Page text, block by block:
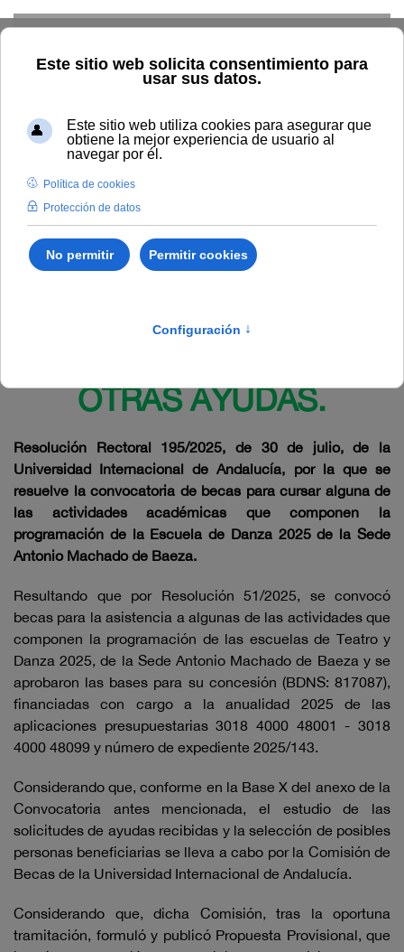
Inicio BOUNIA
Resolución Rectoral 195/2025, de 30 de
julio, de la Universidad Internacional de Andalucía, por la que se
actividades académicas que componen la programación de la
Escuela de Danza 2025 de la Sede Antonio Machado de Baeza.
Publicado en:
OTRAS AYUDAS.
Resolución Rectoral 195/2025, de 30 de julio, de la
Universidad Internacional de Andalucía, por la que se
resuelve la convocatoria de becas para cursar alguna de
las actividades académicas que componen la
programación de la Escuela de Danza 2025 de la Sede
Antonio Machado de Baeza.
Resultando que por Resolución 51/2025, se convocó
becas para la asistencia a algunas de las actividades que
componen la programación de las escuelas de Teatro y
Danza 2025, de la Sede Antonio Machado de Baeza y se
aprobaron las bases para su concesión (BDNS: 817087),
financiadas con cargo a la anualidad 2025 de las
aplicaciones presupuestarias 3018 4000 48001 - 3018
4000 48099 y número de expediente 2025/143.
Considerando que, conforme en la Base X del anexo de la
Convocatoria antes mencionada, el estudio de las
solicitudes de ayudas recibidas y la selección de posibles
personas beneficiarias se lleva a cabo por la Comisión de
Becas de la Universidad Internacional de Andalucía.
Considerando que, dicha Comisión, tras la oportuna
tramitación, formuló y publicó Propuesta Provisional, que